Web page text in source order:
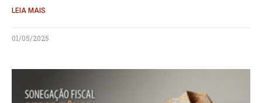
LEIA MAIS
01/05/2025